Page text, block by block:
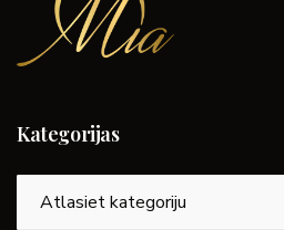
Kategorijas